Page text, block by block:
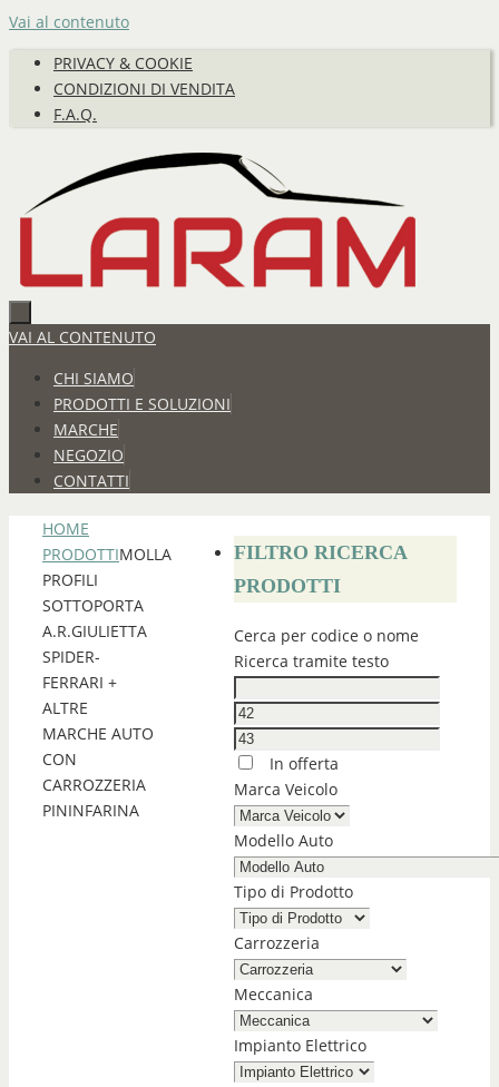
Vai al contenuto
PRIVACY & COOKIE
CONDIZIONI DI VENDITA
F.A.Q.
VAI AL CONTENUTO
CHI SIAMO
PRODOTTI E SOLUZIONI
MARCHE
NEGOZIO
CONTATTI
HOME
PRODOTTIMOLLA
PROFILI
SOTTOPORTA
A.R.GIULIETTA
SPIDER-
FERRARI +
ALTRE
MARCHE AUTO
CON
CARROZZERIA
PININFARINA
FILTRO RICERCA
PRODOTTI
Cerca per codice o nome
Ricerca tramite testo
In offerta
Marca Veicolo
Modello Auto
Tipo di Prodotto
Carrozzeria
Meccanica
Impianto Elettrico